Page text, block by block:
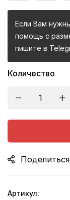
Если Вам
помощь с
пишите в
Количество
Поделиться
Артикул: